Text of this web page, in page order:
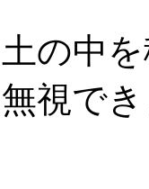
土の中
無視で